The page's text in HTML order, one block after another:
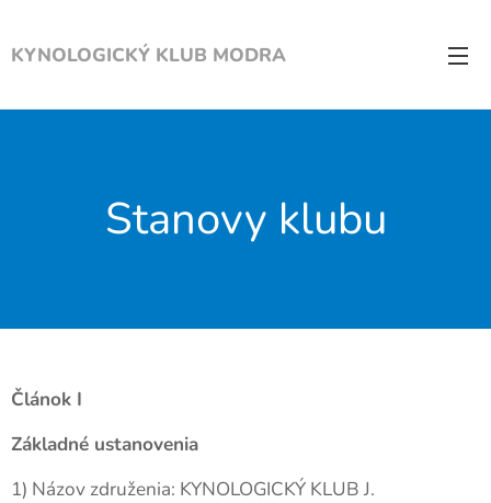
KYNOLOGICKÝ KLUB MODRA
Stanovy klubu
Článok I
Základné ustanovenia
1) Názov združenia: KYNOLOGICKÝ KLUB J.